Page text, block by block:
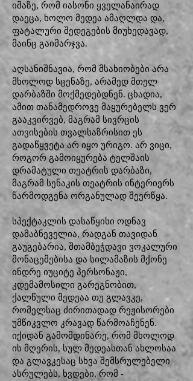
იმაზე, რომ იასონი ყველანაირად
დაეცა, ხოლო მედეა ამაღლდა და,
ფატალური შედეგების მიუხედავად,
მაინც გაიმარჯვა.
აღსანიშნავია, რომ მსახიობები არა
მხოლოდ სცენაზე, არამედ მთელ
დარბაზში მოქმედებდნენ. ცხადია,
ამით თანამედროვე მაყურებელს ვერ
გააკვირვებ, მაგრამ სივრცის
ათვისების თვალსაზრისით ეს
გადაწყვეტა არ იყო ურიგო. არ ვიცი,
როგორ გამოიყურება ტელშაის
დრამატული თეატრის დარბაზი,
მაგრამ სენაკის თეატრის ინტერიერს
წარმოდგენა ორგანულად შეერწყა.
სპექტაკლის დასაწყისი ოდნავ
დამაბნეველია, რადგან თავიდან
გაუგებარია, შთამბეჭდავი ვოკალური
მონაცემებისა და სილამაზის მქონე
ინდრე იუციტე პერსონაჟი,
კდემამოსილი გარეგნობით,
ქალწული მედეაა თუ გლავკე,
რომელსაც ძირითადად რეჟისორები
უმწიკვლო კრავად წარმოაჩენენ.
იქიდან გამომდინარე, რომ მხოლოდ
ის მღერის, სულ მედეასთან ახლოსაა
და გლავკესაც სხვა შემსრულებელი
ასრულებს, ხვდები, რომ -